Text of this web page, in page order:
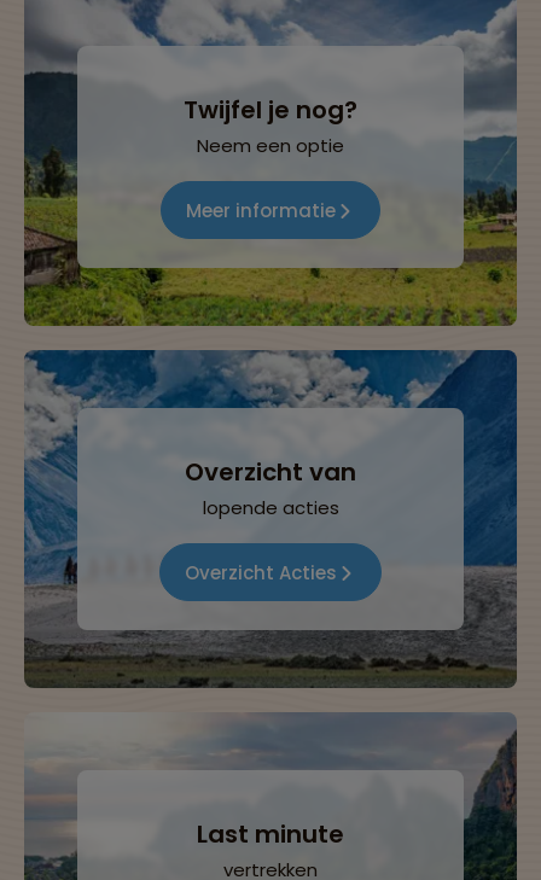
Twijfel je nog?
Neem een optie
Meer informatie
Overzicht van
lopende acties
Overzicht Acties
Last minute
vertrekken